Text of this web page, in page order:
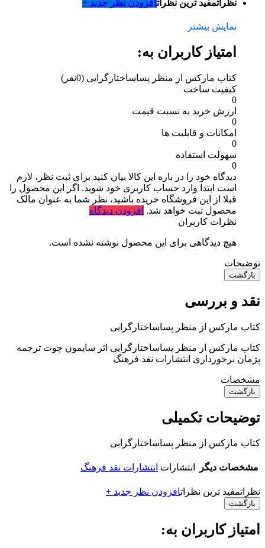
نظراتمفید ترین نظراتافزودن نظر جدید +
نمایش بیشتر
امتیاز کاربران به:
کتاب مارکس از منظر پساساختارگرایی (0نفر)
کیفیت ساخت
0
ارزش خرید به نسبت قیمت
0
امکانات و قابلیت ها
0
سهولت استفاده
0
دیدگاه خود را در باره این کالا بیان کنید برای ثبت نظر، لازم
است ابتدا وارد حساب کاربری خود شوید. اگر این محصول را
قبلا از این فروشگاه خریده باشید، نظر شما به عنوان مالک
محصول ثبت خواهد شد. افزودن دیدگاه
نظرات کاربران
هیچ دیدگاهی برای این محصول نوشته نشده است.
توضیحات
بازگشت
نقد و بررسی
کتاب مارکس از منظر پساساختارگرایی
کتاب مارکس از منظر پساساختارگرایی اثر سایمون چوت ترجمه
پژمان برخورداری انتشارات نقد فرهنگ
مشخصات
بازگشت
توضیحات تکمیلی
کتاب مارکس از منظر پساساختارگرایی
مشخصات دیگر انتشارات انتشارات نقد فرهنگ
نظراتمفید ترین نظراتافزودن نظر جدید +
بازگشت
امتیاز کاربران به: